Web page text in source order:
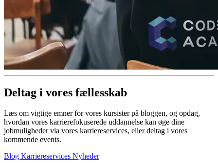
Deltag i vores fællesskab
Læs om vigtige emner for vores kursister på bloggen, og opdag,
hvordan vores karrierefokuserede uddannelse kan øge dine
jobmuligheder via vores karriereservices, eller deltag i vores
kommende events.
Blog Karriereservices Nyheder